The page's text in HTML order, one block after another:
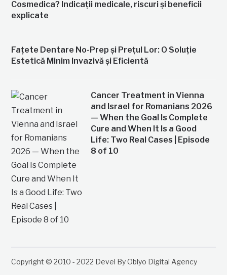
Cosmedica? Indicații medicale, riscuri și beneficii
explicate
Fațete Dentare No-Prep și Prețul Lor: O Soluție
Estetică Minim Invazivă și Eficientă
Cancer Treatment in Vienna
and Israel for Romanians 2026
— When the Goal Is Complete
Cure and When It Is a Good
Life: Two Real Cases | Episode
8 of 10
Copyright © 2010 - 2022 Devel By Oblyo Digital Agency